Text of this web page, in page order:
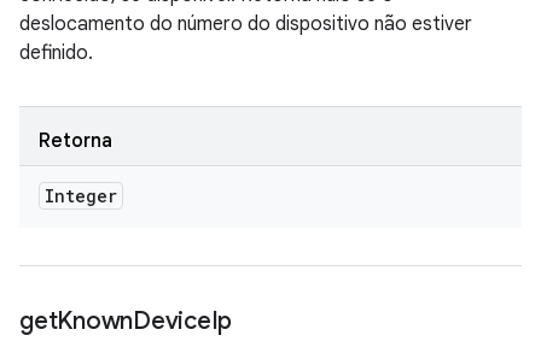
deslocamento do número do dispositivo não estiver
definido.
Retorna
Integer
getKnownDeviceIp